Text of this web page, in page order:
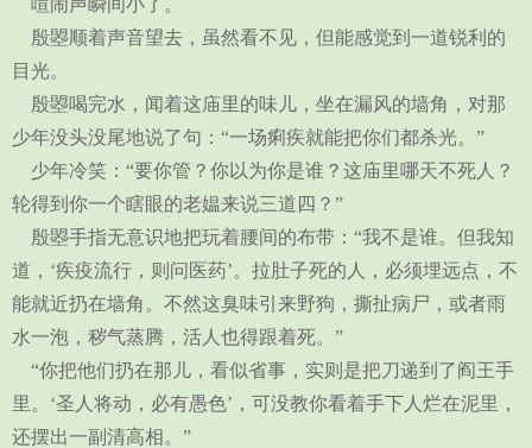
喧闹声瞬间小了。
殷曌顺着声音望去，虽然看不见，但能感觉到一道锐利的
目光。
殷曌喝完水，闻着这庙里的味儿，坐在漏风的墙角，对那
少年没头没尾地说了句：“一场痢疾就能把你们都杀光。”
少年冷笑：“要你管？你以为你是谁？这庙里哪天不死人？
轮得到你一个瞎眼的老媪来说三道四？”
殷曌手指无意识地把玩着腰间的布带：“我不是谁。但我知
道，‘疾疫流行，则问医药’。拉肚子死的人，必须埋远点，不
能就近扔在墙角。不然这臭味引来野狗，撕扯病尸，或者雨
水一泡，秽气蒸腾，活人也得跟着死。”
“你把他们扔在那儿，看似省事，实则是把刀递到了阎王手
里。‘圣人将动，必有愚色’，可没教你看着手下人烂在泥里，
还摆出一副清高相。”